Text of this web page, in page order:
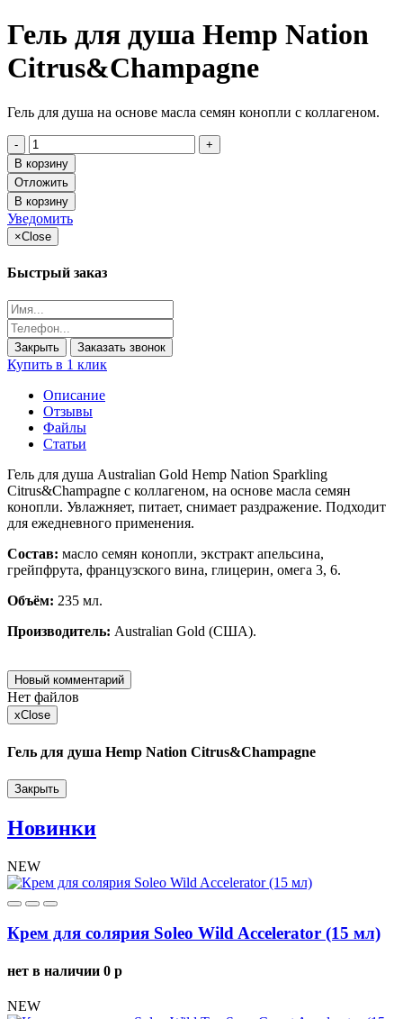
Гель для душа Hemp Nation
Citrus&Champagne
Гель для душа на основе масла семян конопли с коллагеном.
-
+
В корзину
Отложить
В корзину
Уведомить
×Close
Быстрый заказ
Закрыть Заказать звонок
Купить в 1 клик
Описание
Отзывы
Файлы
Статьи
Гель для душа Australian Gold Hemp Nation Sparkling
Citrus&Champagne с коллагеном, на основе масла семян
конопли. Увлажняет, питает, снимает раздражение. Подходит
для ежедневного применения.
Состав: масло семян конопли, экстракт апельсина,
грейпфрута, французского вина, глицерин, омега 3, 6.
Объём: 235 мл.
Производитель: Australian Gold (США).
Новый комментарий
Нет файлов
xClose
Гель для душа Hemp Nation Citrus&Champagne
Закрыть
Новинки
NEW
Крем для солярия Soleo Wild Accelerator (15 мл)
нет в наличии 0 p
NEW